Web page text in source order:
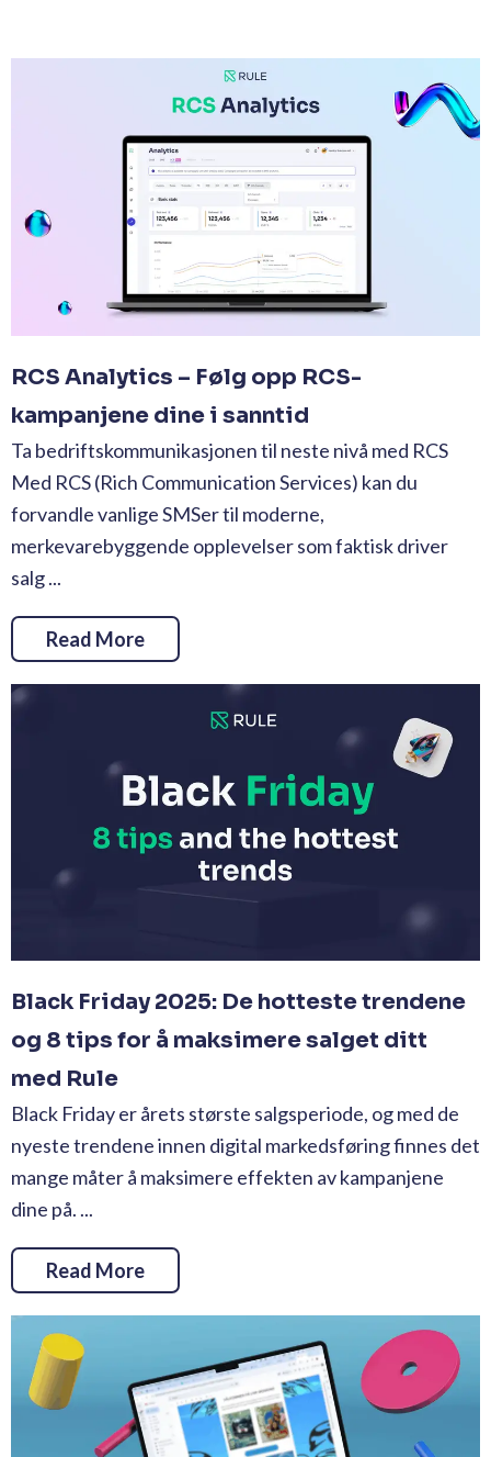
RCS Analytics – Følg opp RCS-
kampanjene dine i sanntid
Ta bedriftskommunikasjonen til neste nivå med RCS
Med RCS (Rich Communication Services) kan du
forvandle vanlige SMSer til moderne,
merkevarebyggende opplevelser som faktisk driver
salg ...
Read More
Black Friday 2025: De hotteste trendene
og 8 tips for å maksimere salget ditt
med Rule
Black Friday er årets største salgsperiode, og med de
nyeste trendene innen digital markedsføring finnes det
mange måter å maksimere effekten av kampanjene
dine på. ...
Read More